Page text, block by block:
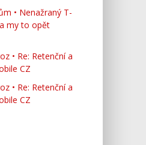
• Nenažraný T-
my to opět
• Re: Retenční a
CZ
• Re: Retenční a
CZ